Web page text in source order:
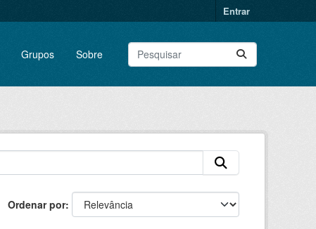
Entrar
Grupos Sobre
Ordenar por